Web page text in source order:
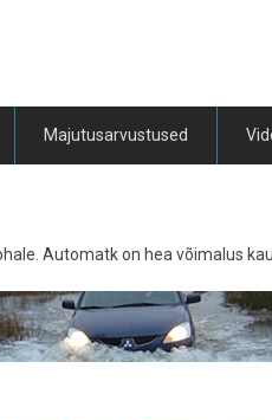
Majutusarvustused
Automatk on hea võimalus